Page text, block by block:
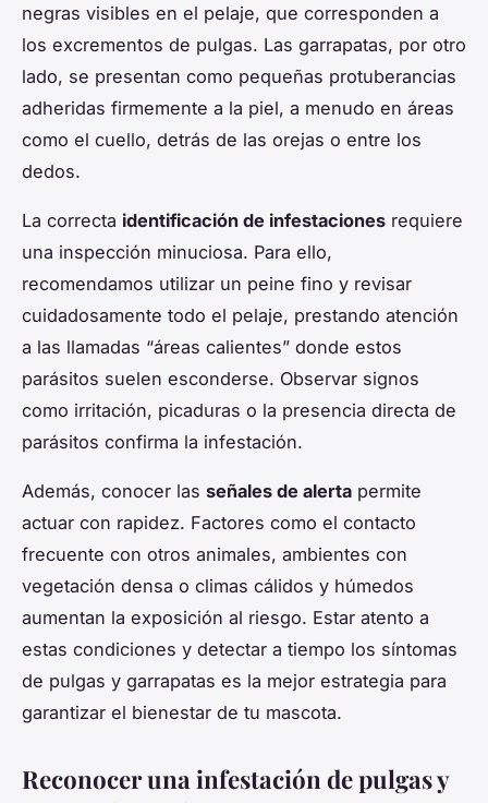
negras visibles en el pelaje, que corresponden a
los excrementos de pulgas. Las garrapatas, por otro
lado, se presentan como pequeñas protuberancias
adheridas firmemente a la piel, a menudo en áreas
como el cuello, detrás de las orejas o entre los
dedos.
La correcta identificación de infestaciones requiere
una inspección minuciosa. Para ello,
recomendamos utilizar un peine fino y revisar
cuidadosamente todo el pelaje, prestando atención
a las llamadas “áreas calientes” donde estos
parásitos suelen esconderse. Observar signos
como irritación, picaduras o la presencia directa de
parásitos confirma la infestación.
Además, conocer las señales de alerta permite
actuar con rapidez. Factores como el contacto
frecuente con otros animales, ambientes con
vegetación densa o climas cálidos y húmedos
aumentan la exposición al riesgo. Estar atento a
estas condiciones y detectar a tiempo los síntomas
de pulgas y garrapatas es la mejor estrategia para
garantizar el bienestar de tu mascota.
Reconocer una infestación de pulgas y